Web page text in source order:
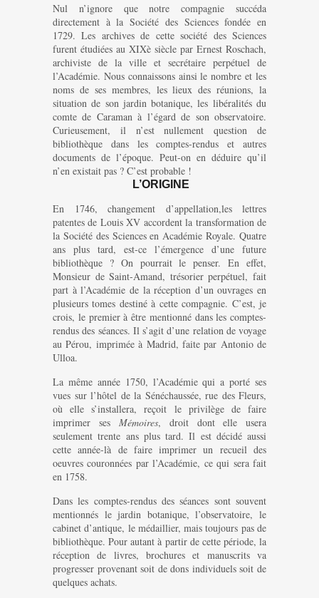
Nul n’ignore que notre compagnie succéda
directement à la Société des Sciences fondée en
1729. Les archives de cette société des Sciences
furent étudiées au XIXè siècle par Ernest Roschach,
archiviste de la ville et secrétaire perpétuel de
l’Académie. Nous connaissons ainsi le nombre et les
noms de ses membres, les lieux des réunions, la
situation de son jardin botanique, les libéralités du
comte de Caraman à l’égard de son observatoire.
Curieusement, il n’est nullement question de
bibliothèque dans les comptes-rendus et autres
documents de l’époque. Peut-on en déduire qu’il
n’en existait pas ? C’est probable !
L’ORIGINE
En 1746, changement d’appellation,les lettres
patentes de Louis XV accordent la transformation de
la Société des Sciences en Académie Royale. Quatre
ans plus tard, est-ce l’émergence d’une future
bibliothèque ? On pourrait le penser. En effet,
Monsieur de Saint-Amand, trésorier perpétuel, fait
part à l’Académie de la réception d’un ouvrages en
plusieurs tomes destiné à cette compagnie. C’est, je
crois, le premier à être mentionné dans les comptes-
rendus des séances. Il s’agit d’une relation de voyage
au Pérou, imprimée à Madrid, faite par Antonio de
Ulloa.
La même année 1750, l’Académie qui a porté ses
vues sur l’hôtel de la Sénéchaussée, rue des Fleurs,
où elle s’installera, reçoit le privilège de faire
imprimer sesMémoires, droit dont elle usera
seulement trente ans plus tard. Il est décidé aussi
cette année-là de faire imprimer un recueil des
oeuvres couronnées par l’Académie, ce qui sera fait
en 1758.
Dans les comptes-rendus des séances sont souvent
mentionnés le jardin botanique, l’observatoire, le
cabinet d’antique, le médaillier, mais toujours pas de
bibliothèque. Pour autant à partir de cette période, la
réception de livres, brochures et manuscrits va
progresser provenant soit de dons individuels soit de
quelques achats.